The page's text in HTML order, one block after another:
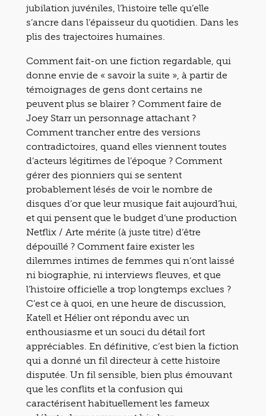
jubilation juvéniles, l’histoire telle qu’elle
s’ancre dans l’épaisseur du quotidien. Dans les
plis des trajectoires humaines.
Comment fait-on une fiction regardable, qui
donne envie de « savoir la suite », à partir de
témoignages de gens dont certains ne
peuvent plus se blairer ? Comment faire de
Joey Starr un personnage attachant ?
Comment trancher entre des versions
contradictoires, quand elles viennent toutes
d’acteurs légitimes de l’époque ? Comment
gérer des pionniers qui se sentent
probablement lésés de voir le nombre de
disques d’or que leur musique fait aujourd’hui,
et qui pensent que le budget d’une production
Netflix / Arte mérite (à juste titre) d’être
dépouillé ? Comment faire exister les
dilemmes intimes de femmes qui n’ont laissé
ni biographie, ni interviews fleuves, et que
l’histoire officielle a trop longtemps exclues ?
C’est ce à quoi, en une heure de discussion,
Katell et Hélier ont répondu avec un
enthousiasme et un souci du détail fort
appréciables. En définitive, c’est bien la fiction
qui a donné un fil directeur à cette histoire
disputée. Un fil sensible, bien plus émouvant
que les conflits et la confusion qui
caractérisent habituellement les fameux